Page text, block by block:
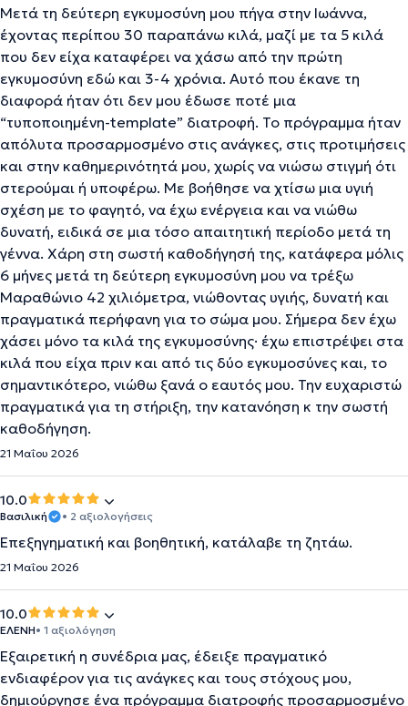
Μετά τη δεύτερη εγκυμοσύνη μου πήγα στην Ιωάννα,
έχοντας περίπου 30 παραπάνω κιλά, μαζί με τα 5 κιλά
που δεν είχα καταφέρει να χάσω από την πρώτη
εγκυμοσύνη εδώ και 3-4 χρόνια. Αυτό που έκανε τη
διαφορά ήταν ότι δεν μου έδωσε ποτέ μια
“τυποποιημένη-template” διατροφή. Το πρόγραμμα ήταν
απόλυτα προσαρμοσμένο στις ανάγκες, στις προτιμήσεις
και στην καθημερινότητά μου, χωρίς να νιώσω στιγμή ότι
στερούμαι ή υποφέρω. Με βοήθησε να χτίσω μια υγιή
σχέση με το φαγητό, να έχω ενέργεια και να νιώθω
δυνατή, ειδικά σε μια τόσο απαιτητική περίοδο μετά τη
γέννα. Χάρη στη σωστή καθοδήγησή της, κατάφερα μόλις
6 μήνες μετά τη δεύτερη εγκυμοσύνη μου να τρέξω
Μαραθώνιο 42 χιλιόμετρα, νιώθοντας υγιής, δυνατή και
πραγματικά περήφανη για το σώμα μου. Σήμερα δεν έχω
χάσει μόνο τα κιλά της εγκυμοσύνης· έχω επιστρέψει στα
κιλά που είχα πριν και από τις δύο εγκυμοσύνες και, το
σημαντικότερο, νιώθω ξανά ο εαυτός μου. Την ευχαριστώ
πραγματικά για τη στήριξη, την κατανόηση κ την σωστή
καθοδήγηση.
21 Μαΐου 2026
10.0
Βασιλική • 2 αξιολογήσεις
Επεξηγηματική και βοηθητική, κατάλαβε τη ζητάω.
21 Μαΐου 2026
10.0
ΕΛΕΝΗ• 1 αξιολόγηση
Εξαιρετική η συνέδρια μας, έδειξε πραγματικό
ενδιαφέρον για τις ανάγκες και τους στόχους μου,
δημιούργησε ένα πρόγραμμα διατροφής προσαρμοσμένο